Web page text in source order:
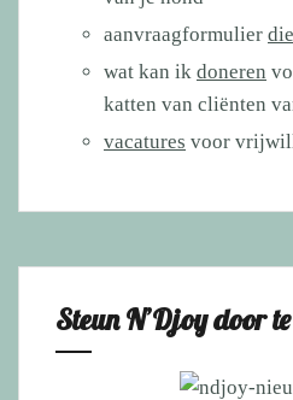
aanvraagformulier
wat kan ik doneren
katten van cliënten
vacatures voor
Steun N’Djoy door